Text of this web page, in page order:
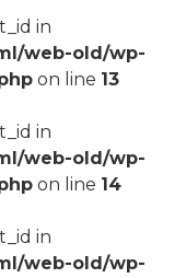
in
web-old/wp-
on line 13
in
web-old/wp-
on line 14
in
web-old/wp-